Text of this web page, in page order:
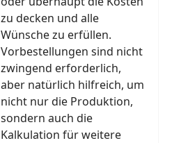
zu decken und alle
Wünsche zu erfüllen.
Vorbestellungen sind nicht
zwingend erforderlich,
aber natürlich hilfreich, um
nicht nur die Produktion,
sondern auch die
Kalkulation für weitere